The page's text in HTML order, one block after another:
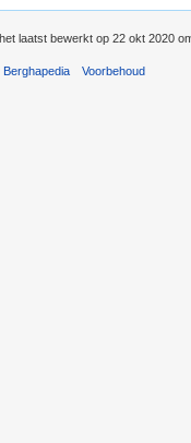
laatst bewerkt op 22 okt 2020
Voorbehoud